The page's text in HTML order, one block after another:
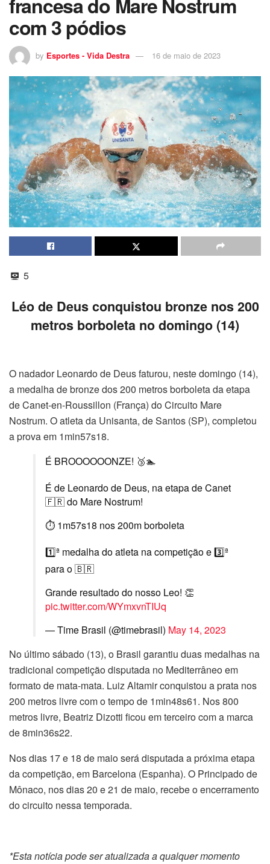
com 3 pódios
by Esportes - Vida Destra 16 de maio de 2023
5
Léo de Deus conquistou bronze nos 200
metros borboleta no domingo (14)
O nadador Leonardo de Deus faturou, neste domingo (14),
a medalha de bronze dos 200 metros borboleta da etapa
de Canet-en-Roussillon (França) do Circuito Mare
Nostrum. O atleta da Unisanta, de Santos (SP), completou
a prova em 1min57s18.
É BROOOOOONZE! 🥉🏊
É de Leonardo de Deus, na etapa de Canet
🇫🇷 do Mare Nostrum!
⏱️ 1m57s18 nos 200m borboleta
1️⃣ª medalha do atleta na competição e 3️⃣ª
para o 🇧🇷
Grande resultado do nosso Leo! 👏
pic.twitter.com/WYmxvnTIUq
— Time Brasil (@timebrasil) May 14, 2023
No último sábado (13), o Brasil garantiu duas medalhas na
tradicional competição disputada no Mediterrâneo em
formato de mata-mata. Luiz Altamir conquistou a prata nos
200 metros livre com o tempo de 1min48s61. Nos 800
metros livre, Beatriz Dizotti ficou em terceiro com a marca
de 8min36s22.
Nos dias 17 e 18 de maio será disputada a próxima etapa
da competição, em Barcelona (Espanha). O Principado de
Mônaco, nos dias 20 e 21 de maio, recebe o encerramento
do circuito nessa temporada.
*Esta notícia pode ser atualizada a qualquer momento